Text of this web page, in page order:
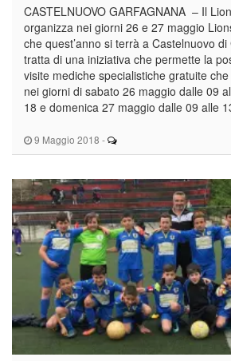
9 Maggio 2018 -
CASTELNUOVO GARFAGNANA – Il
organizza nei giorni 26 e 27 maggio
che quest’anno si terrà a Castelnuovo
tratta di una iniziativa che permette la
visite mediche specialistiche gratuite
nei giorni di sabato 26 maggio dalle 09
18 e domenica 27 maggio dalle 09 alle